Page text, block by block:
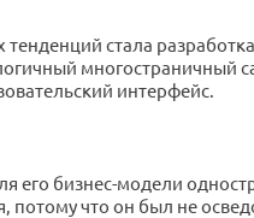
стала
многостраничный
интерфейс.
его бизнес-модели
что он был не